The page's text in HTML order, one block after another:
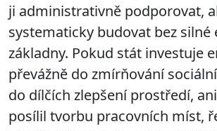
ji administrativně podporovat,
systematicky budovat bez
základny. Pokud stát investuje
převážně do zmírňování
do dílčích zlepšení prostředí,
posílil tvorbu pracovních míst,